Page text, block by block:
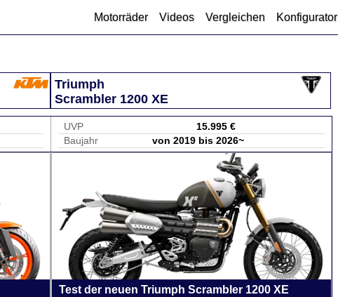
Motorräder Videos Vergleichen Konfigurator
Triumph
Scrambler 1200 XE
UVP
15.995 €
Baujahr
von 2019 bis 2026~
Test der neuen Triumph Scrambler 1200 XE